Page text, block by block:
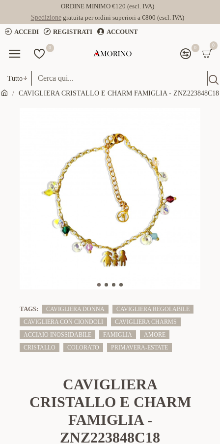
ORDINE MINIMO €120 (escl. IVA)
Spedizionegratuita per ordini superiori a €800 (escl. IVA)
ACCEDI
REGISTRATI ACCOUNT
0 0 0
Tutto
CAVIGLIERA CRISTALLO E CHARM FAMIGLIA - ZNZ223848C18
TAGS: CAVIGLIERA DONNA
CAVIGLIERA REGOLABILE
CAVIGLIERA CON CIONDOLI
CAVIGLIERA CHARMS
ACCIAIO INOSSIDABILE
FAMIGLIA
AMORE
CRISTALLO
COLORATO PRIMAVERA-ESTATE
CAVIGLIERA
CRISTALLO E CHARM
FAMIGLIA -
ZNZ223848C18